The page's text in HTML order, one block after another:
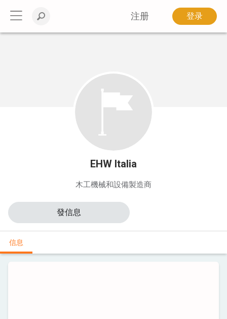
注册 登录
EHW Italia
木工機械和設備製造商
信息
發信息